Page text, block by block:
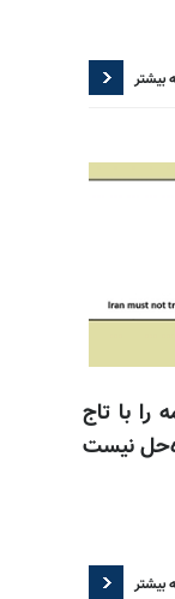
بیشتر
را با تاج
بیشتر